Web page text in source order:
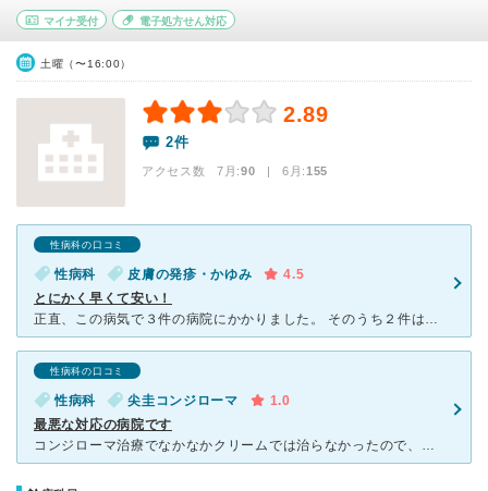
マイナ受付 電子処方せん対応
土曜（〜16:00）
2.89
2件
アクセス数 7月:90 | 6月:155
性病科の口コミ
性病科 皮膚の発疹・かゆみ
4.5
とにかく早くて安い！
正直、この病気で３件の病院にかかりました。 そのうち２件は良心的でオススメですが、一番対応の良かったコチラで治療を受けました(当日切除施術を行えました)。 結論から申しますと、この病気は「
性病科の口コミ
性病科 尖圭コンジローマ
1.0
最悪な対応の病院です
コンジローマ治療でなかなかクリームでは治らなかったので、口コミ評価見て受診したのですが、最悪でした。 検診かと思いきや何の説明もなく急にメスで焼かれ、終わった後血が出てたのにも関わらず、対応の仕方も